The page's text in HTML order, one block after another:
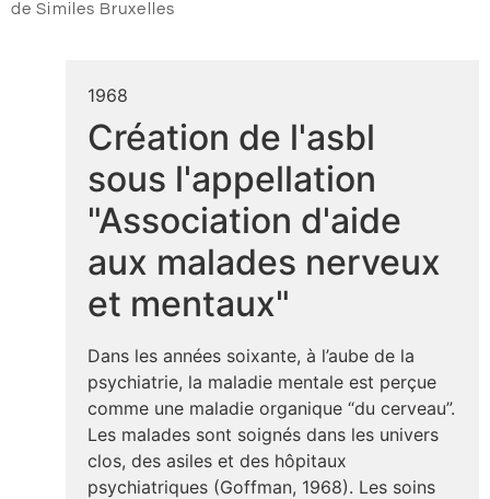
de Similes Bruxelles
1968
Création de l'asbl
sous l'appellation
"Association d'aide
aux malades nerveux
et mentaux"
Dans les années soixante, à l’aube de la
psychiatrie, la maladie mentale est perçue
comme une maladie organique “du cerveau”.
Les malades sont soignés dans les univers
clos, des asiles et des hôpitaux
psychiatriques (Goffman, 1968). Les soins